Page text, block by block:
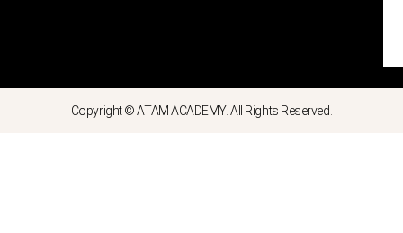
Copyright © ATAM ACADEMY. All Rights Reserved.